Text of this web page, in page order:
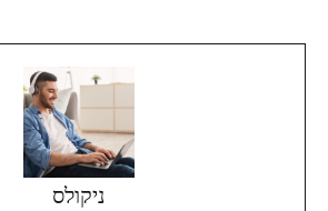
ניקולס